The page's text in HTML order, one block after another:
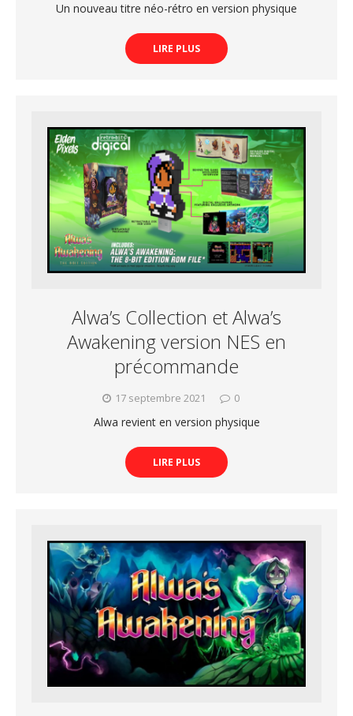
Un nouveau titre néo-rétro en version physique
LIRE PLUS
Alwa’s Collection et Alwa’s
Awakening version NES en
précommande
17 septembre 2021 0
Alwa revient en version physique
LIRE PLUS